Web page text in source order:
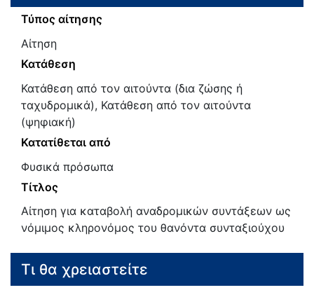
Τύπος αίτησης
Αίτηση
Κατάθεση
Κατάθεση από τον αιτούντα (δια ζώσης ή
ταχυδρομικά), Κατάθεση από τον αιτούντα
(ψηφιακή)
Κατατίθεται από
Φυσικά πρόσωπα
Τίτλος
Αίτηση για καταβολή αναδρομικών συντάξεων ως
νόμιμος κληρονόμος του θανόντα συνταξιούχου
Τι θα χρειαστείτε